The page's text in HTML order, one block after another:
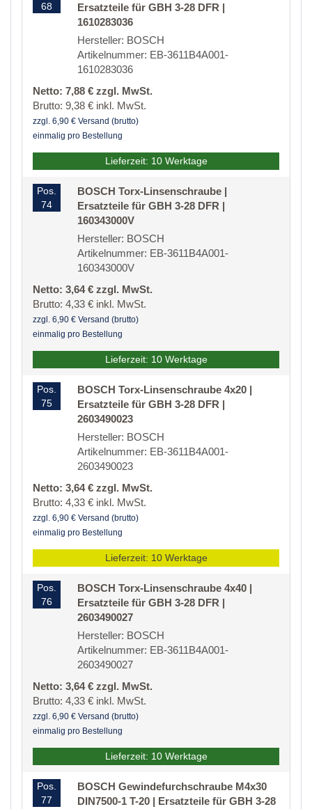
68
Ersatzteile für GBH 3-28 DFR |
1610283036
Hersteller: BOSCH
Artikelnummer: EB-3611B4A001-
1610283036
Netto: 7,88 € zzgl. MwSt.
Brutto: 9,38 € inkl. MwSt.
zzgl. 6,90 € Versand (brutto)
einmalig pro Bestellung
Lieferzeit: 10 Werktage
Pos.
74
BOSCH Torx-Linsenschraube |
Ersatzteile für GBH 3-28 DFR |
160343000V
Hersteller: BOSCH
Artikelnummer: EB-3611B4A001-
160343000V
Netto: 3,64 € zzgl. MwSt.
Brutto: 4,33 € inkl. MwSt.
zzgl. 6,90 € Versand (brutto)
einmalig pro Bestellung
Lieferzeit: 10 Werktage
Pos.
75
BOSCH Torx-Linsenschraube 4x20 |
Ersatzteile für GBH 3-28 DFR |
2603490023
Hersteller: BOSCH
Artikelnummer: EB-3611B4A001-
2603490023
Netto: 3,64 € zzgl. MwSt.
Brutto: 4,33 € inkl. MwSt.
zzgl. 6,90 € Versand (brutto)
einmalig pro Bestellung
Lieferzeit: 10 Werktage
Pos.
76
BOSCH Torx-Linsenschraube 4x40 |
Ersatzteile für GBH 3-28 DFR |
2603490027
Hersteller: BOSCH
Artikelnummer: EB-3611B4A001-
2603490027
Netto: 3,64 € zzgl. MwSt.
Brutto: 4,33 € inkl. MwSt.
zzgl. 6,90 € Versand (brutto)
einmalig pro Bestellung
Lieferzeit: 10 Werktage
Pos.
77
BOSCH Gewindefurchschraube M4x30
DIN7500-1 T-20 | Ersatzteile für GBH 3-28